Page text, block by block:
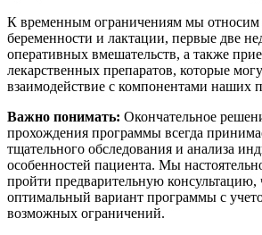
К временным ограничениям мы относим
беременности и лактации, первые две
оперативных вмешательств, а также
лекарственных препаратов, которые
взаимодействие с компонентами наших
Важно понимать: Окончательное
прохождения программы всегда
тщательного обследования и анализа
особенностей пациента. Мы
пройти предварительную консультацию,
оптимальный вариант программы с
возможных ограничений.